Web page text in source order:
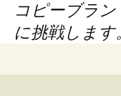
コピーブラ
に挑戦します